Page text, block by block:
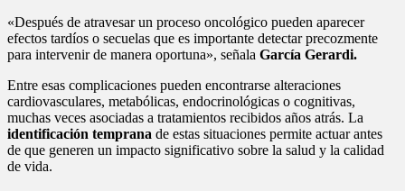
«Después de atravesar un proceso oncológico pueden aparecer
efectos tardíos o secuelas que es importante detectar precozmente
para intervenir de manera oportuna», señala García Gerardi.
Entre esas complicaciones pueden encontrarse alteraciones
cardiovasculares, metabólicas, endocrinológicas o cognitivas,
muchas veces asociadas a tratamientos recibidos años atrás. La
identificación temprana de estas situaciones permite actuar antes
de que generen un impacto significativo sobre la salud y la calidad
de vida.